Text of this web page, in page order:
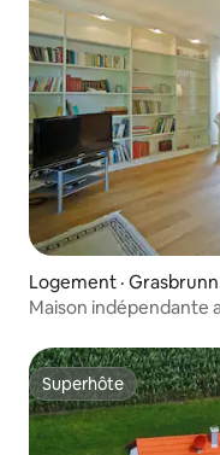
Logement · Grasbrunn
Maison indépendante
Superhôte
Superhôte